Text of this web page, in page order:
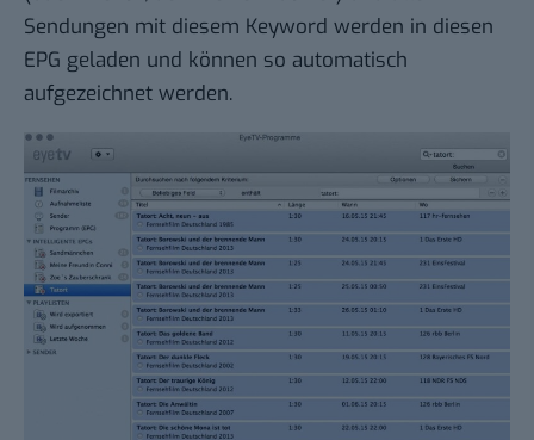
Sendungen mit diesem Keyword werden in diesen
EPG geladen und können so automatisch
aufgezeichnet werden.